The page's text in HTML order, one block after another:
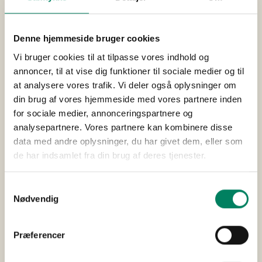
Denne hjemmeside bruger cookies
Vi bruger cookies til at tilpasse vores indhold og
annoncer, til at vise dig funktioner til sociale medier og til
at analysere vores trafik. Vi deler også oplysninger om
din brug af vores hjemmeside med vores partnere inden
for sociale medier, annonceringspartnere og
analysepartnere. Vores partnere kan kombinere disse
data med andre oplysninger, du har givet dem, eller som
de har indsamlet fra din brug af deres tjenester.
Nødvendig
Præferencer
billedlegitimation samt give gyldige oplysninger om
hvilket telefonnummer og hvilken e-mail adresse, der
8. Refundering og ombytning
Billetter kan ikke ombyttes eller refunderes
medmindre den pågældende forestilling aflyses. Ved
aflysning forstås, at forestillingen ikke gennemføres.
Programændringer og/eller udskiftning af skuespillere
(f.eks. pga. sygdom eller forfald) anses således ikke for
en aflysning, der berettiger til ombytning eller
refusion. Desuden anses det ikke som en aflysning,
hvis en forestilling afbrydes efter mere end halvdelen
af forestillingen er gennemført (dvs. indtil pausen)
refunderes ikke, hvis forestillingen aflyses. Såfremt
Cirkusrevyen kan lave en erstatningsforestilling af den
oprindelig forestillingsdag, kan pengene dog ikke
refunderes. Dette gælder også, hvis forestillingen